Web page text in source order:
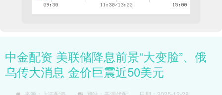
中金配资 美联储降息前景“大变脸”、俄
乌传大消息 金价巨震近50美元